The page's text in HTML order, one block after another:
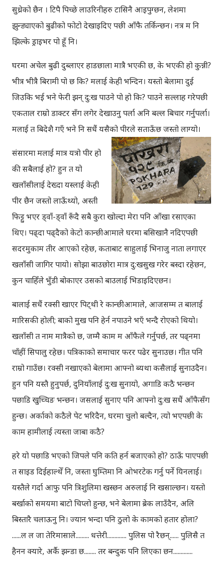
सुध्रेको छैन । टिपै पिच्छे लाउरिनीहरु टासिनै आइपुग्छन, लेशमा
झुन्ड्याएको बुढीको फोटो देखाइदिए पछी आँफै तर्किन्छन। नत्र म नि
झिल्के ड्राइभर पो हूँ नि।
घरमा अचेल बुढी दुब्लाएर हाडछाला मात्रै भएकी छ, के भएकी हो कुन्नी?
भीत्र भीत्रै बिरामी पो छ कि? मलाई केही भन्दिन। यस्तो बेलामा दुई
जिउकि भई भने फेरी झन् दु:ख पाउने पो हो कि? पाउने सल्लाह गरेपछी
एकताल राम्रो डाक्टर सँग लगेर देखाउनु पर्ला अनि बल्ल बिचार गर्नुपर्ला।
मलाई त बिदेशै गएँ भने नि सधैं यसैको पीरले सताऊँछ जस्तो लाग्यो।
संसारमा मलाई मात्र यत्रो पीर हो
की सबैलाई हो? हुन त यो
खलाँसीलाई देख्दा यस्लाई केही
पीर छैन जस्तो लाऊँथ्यो, अस्ती
फिट्टु भएर ड्वाँ-ड्वाँ रूँदै सबै कुरा खोल्दा मेरा पनि आँखा रसाएका
थिए। पढ्दा पढ्दैको केटो कान्छीआमाले घरमा बसिखानै नदिएपछी
सदरमुकाम तीर आएको रहेछ, कताबाट साहुलाई भिनाजु नाता लगाएर
खलाँसी जागिर पायो। सोझा बाउछोरा मात्र दु:खसुख गरेर बस्दा रहेछन,
कुन चाहिँले भुँडी बोकाएर उसको बाउलाई भिडाइदिएछन।
बालाई सधैं रक्सी खाएर पिट्थी रे कान्छीआमाले, आजसम्म त बालाई
मारिसकी होली; बाको मुख पनि हेर्न नपाउने भएँ भन्दै रोएको थियो।
खलाँसी त नाम मात्रैको छ, जम्मै काम म आँफैले गर्नुपर्छ, तर पढ्नमा
चाँहीं सिपालु रहेछ। पत्रिकाको समाचार फरर पढेर सुनाउछ। गीत पनि
राम्रो गाउँछ। रक्सी नखाएको बेलामा आफ्नो ब्यथा कसैलाई सुनाउदैन।
हुन पनि यस्तै हुनुपर्छ, दुनियाँलाई दु:ख सुनायो, अगाडि कठै भन्छन
पछाडि खुच्चिङ भन्छन। जसलाई सुनाए पनि आफ्नो दु:ख सधैं आँफैसँग
हुन्छ। अर्काको कठैले पेट भरिदैन, घरमा चुलो बल्दैन, त्यो भएपछी के
काम हामीलाई त्यस्ता जाबा कठै?
हरे यो पछाडि भएको जिपले पनि कति हर्न बजाएको हो? ठाऊँ पाएपछी
त साइड दिईहाल्थेँ नि, जस्ता घुम्तिमा नि ओभरटेक गर्नु पर्ने यिनलाई।
यस्तैले गर्दा आफु पनि त्रिशुलिमा खस्छन अरुलाई नि खसाल्छन। यस्तो
बर्खाको समयमा बाटो चिप्लो हुन्छ, भने बेलामा ब्रेक लाउँदैन, अलि
बिस्तारै चलाऊनु नि। ज्यान भन्दा पनि ठुलो के कामको हतार होला?
......ल ल जा तेरिमासाले......... धत्तेरी............. पुलिस पो रैछन्...... पुलिसै त
हैनन क्यारे, अर्कै झन्डा छ........ तर बन्दुक पनि लिएका छन.............